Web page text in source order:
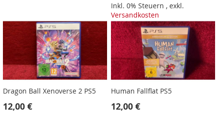
Inkl. 0% Steuern ,exkl.
Versandkosten
Dragon Ball Xenoverse 2 PS5
12,00 €
Human Fallflat PS5
12,00 €